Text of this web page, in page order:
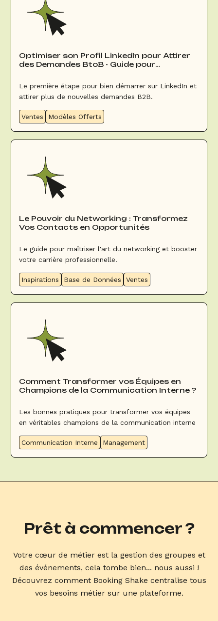
Optimiser son Profil LinkedIn pour Attirer
des Demandes BtoB - Guide pour
Le première étape pour bien démarrer sur LinkedIn et
attirer plus de nouvelles demandes B2B.
Ventes Modèles Offerts
Le Pouvoir du Networking : Transformez
Vos Contacts en Opportunités
Le guide pour maîtriser l'art du networking et booster
votre carrière professionnelle.
Inspirations Base de Données Ventes
Comment Transformer vos Équipes en
Champions de la Communication Interne ?
Les bonnes pratiques pour transformer vos équipes
en véritables champions de la communication interne
Communication Interne Management
Prêt à commencer ?
Votre cœur de métier est la gestion des groupes et
des événements, cela tombe bien... nous aussi !
Découvrez comment Booking Shake centralise tous
vos besoins métier sur une plateforme.